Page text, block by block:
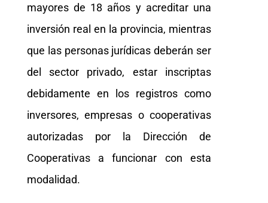
mayores de 18 años y acreditar una
inversión real en la provincia, mientras
que las personas jurídicas deberán ser
del sector privado, estar inscriptas
debidamente en los registros como
inversores, empresas o cooperativas
autorizadas por la Dirección de
Cooperativas a funcionar con esta
modalidad.